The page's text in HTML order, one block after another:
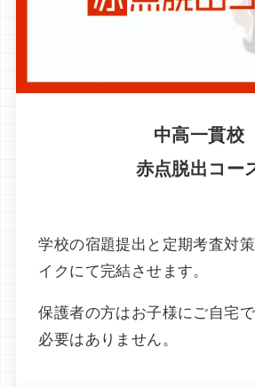
中高一貫校
赤点脱出コー
学校の宿題提出と定期考査対
イクにて完結させます。
保護者の方はお子様にご自宅
必要はありません。